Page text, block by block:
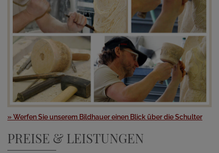
» Werfen Sie unserem Bildhauer einen Blick über die Schulter
PREISE & LEISTUNGEN